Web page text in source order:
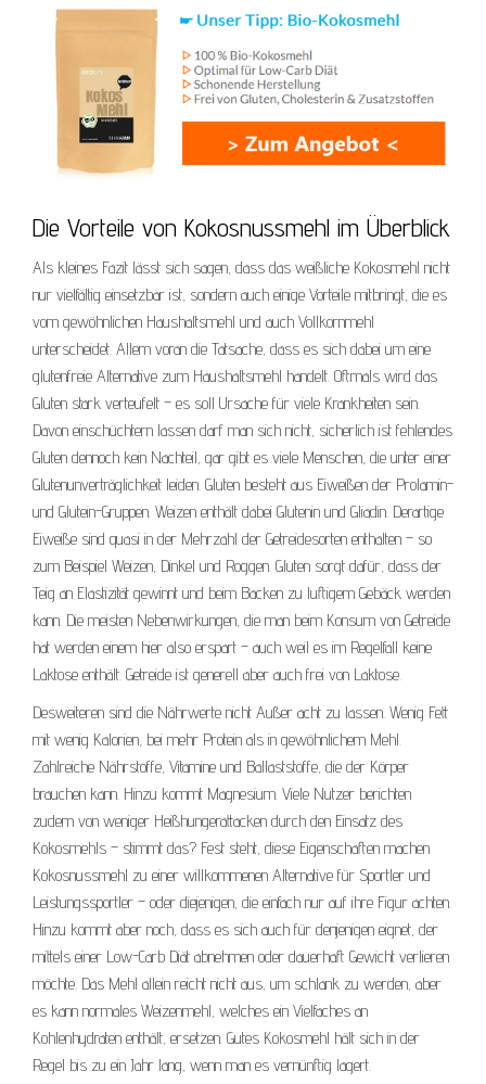
Die Vorteile von Kokosnussmehl im Überblick
Als kleines Fazit lässt sich sagen, dass das weißliche Kokosmehl nicht
nur vielfältig einsetzbar ist, sondern auch einige Vorteile mitbringt, die es
vom gewöhnlichen Haushaltsmehl und auch Vollkornmehl
unterscheidet. Allem voran die Tatsache, dass es sich dabei um eine
glutenfreie Alternative zum Haushaltsmehl handelt. Oftmals wird das
Gluten stark verteufelt – es soll Ursache für viele Krankheiten sein.
Davon einschüchtern lassen darf man sich nicht, sicherlich ist fehlendes
Gluten dennoch kein Nachteil, gar gibt es viele Menschen, die unter einer
Glutenunverträglichkeit leiden. Gluten besteht aus Eiweißen der Prolamin-
und Glutein-Gruppen. Weizen enthält dabei Glutenin und Gliadin. Derartige
Eiweiße sind quasi in der Mehrzahl der Getreidesorten enthalten – so
zum Beispiel Weizen, Dinkel und Roggen. Gluten sorgt dafür, dass der
Teig an Elastizität gewinnt und beim Backen zu luftigem Gebäck werden
kann. Die meisten Nebenwirkungen, die man beim Konsum von Getreide
hat werden einem hier also erspart – auch weil es im Regelfall keine
Laktose enthält. Getreide ist generell aber auch frei von Laktose.
Desweiteren sind die Nährwerte nicht Außer acht zu lassen. Wenig Fett
mit wenig Kalorien, bei mehr Protein als in gewöhnlichem Mehl.
Zahlreiche Nährstoffe, Vitamine und Ballaststoffe, die der Körper
brauchen kann. Hinzu kommt Magnesium. Viele Nutzer berichten
zudem von weniger Heißhungerattacken durch den Einsatz des
Kokosmehls – stimmt das? Fest steht, diese Eigenschaften machen
Kokosnussmehl zu einer willkommenen Alternative für Sportler und
Leistungssportler – oder diejenigen, die einfach nur auf ihre Figur achten.
Hinzu kommt aber noch, dass es sich auch für denjenigen eignet, der
mittels einer Low-Carb Diät abnehmen oder dauerhaft Gewicht verlieren
möchte. Das Mehl allein reicht nicht aus, um schlank zu werden, aber
es kann normales Weizenmehl, welches ein Vielfaches an
Kohlenhydraten enthält, ersetzen. Gutes Kokosmehl hält sich in der
Regel bis zu ein Jahr lang, wenn man es vernünftig lagert.